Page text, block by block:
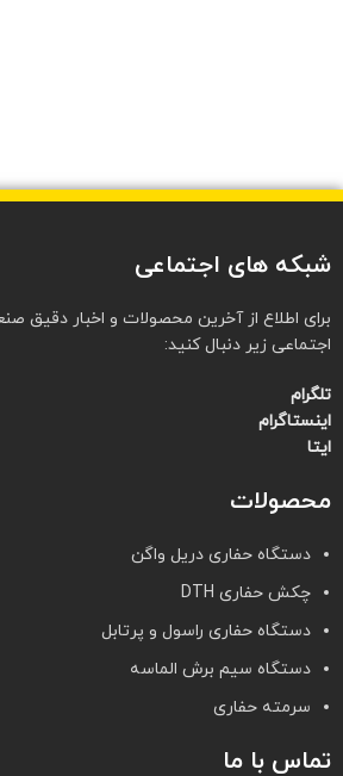
شبکه های اجتماعی
برای اطلاع از آخرین محصولات و اخبار دقیق
اجتماعی زیر دنبال کنید:
تلگرام
اینستاگرام
ایتا
محصولات
دستگاه حفاری دریل واگن
چکش حفاری DTH
دستگاه حفاری راسول و پرتابل
دستگاه سیم برش الماسه
سرمته حفاری
تماس با ما